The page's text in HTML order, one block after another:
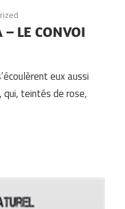
LE CONVOI
eux aussi
teintés de rose,